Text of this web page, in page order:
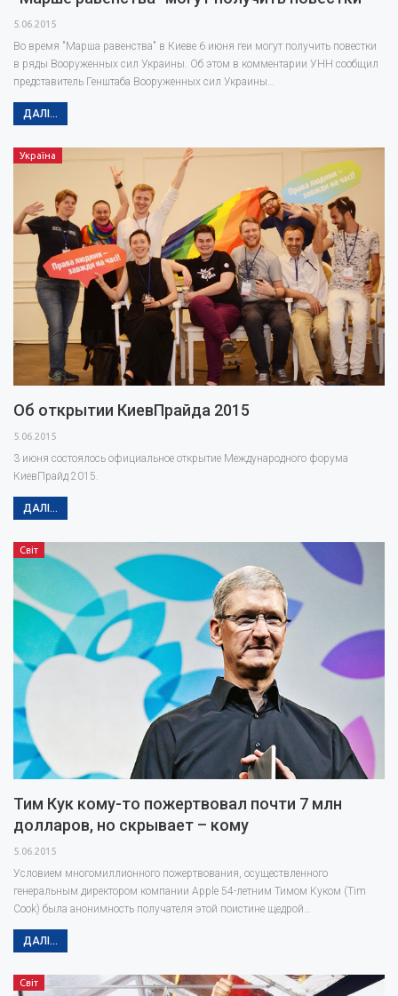
5.06.2015
Во время "Марша равенства" в Киеве 6 июня геи могут получить повестки
в ряды Вооруженных сил Украины. Об этом в комментарии УНН сообщил
представитель Генштаба Вооруженных сил Украины…
ДАЛІ...
Україна
Об открытии КиевПрайда 2015
5.06.2015
3 июня состоялось официальное открытие Международного форума
КиевПрайд 2015.
ДАЛІ...
Світ
Тим Кук кому-то пожертвовал почти 7 млн
долларов, но скрывает – кому
5.06.2015
Условием многомиллионного пожертвования, осуществленного
генеральным директором компании Apple 54-летним Тимом Куком (Tim
Cook) была анонимность получателя этой поистине щедрой…
ДАЛІ...
Світ